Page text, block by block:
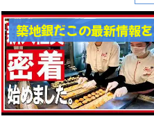
築地銀だこの最新情報